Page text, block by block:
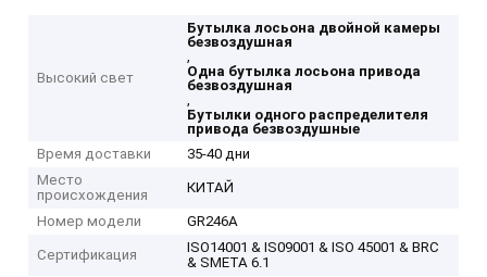
Высокий свет
Бутылка лосьона двойной камеры
безвоздушная
,
Одна бутылка лосьона привода
безвоздушная
,
Бутылки одного распределителя
привода безвоздушные
Время доставки
35-40 дни
Место
происхождения
КИТАЙ
Номер модели GR246A
Сертификация
ISO14001 & IS09001 & ISO 45001 & BRC
& SMETA 6.1